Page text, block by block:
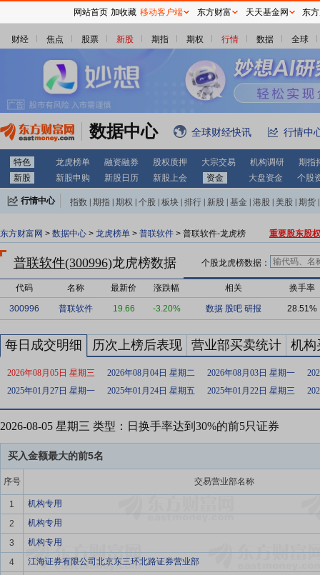
财经 焦点 股票 新股 期指 期权 行情 数据 全球
数据中心 全球财经快讯 行情中
特色 龙虎榜单 融资融券 股权质押 大宗交易 机构调研
期指
新股
新股申购 新股日历 新股上会 资金 大盘资金 个股
行情中心 指数 期指 期权 个股 板块 排行 新股 基金 港股 美股 期货
东方财富网 > 数据中心 > 龙虎榜单 > 普联软件 > 普联软件-龙虎榜 重要股东股
普联软件(300996)龙虎榜数据 个股龙虎榜数据：
代码 名称 最新价 涨跌幅 相关 换手率
300996 普联软件 19.66 -3.20% 数据 股吧 研报 28.51%
每日成交明细 历次上榜后表现 营业部买卖统计 机构
2026年08月05日 星期三 2026年08月04日 星期二 2026年08月03日 星期一
2025年01月27日 星期一
2025年01月24日 星期五 2025年01月22日 星期三
2026-08-05 星期三 类型：日换手率达到30%的前5只证券
买入金额最大的前5名
序号 交易营业部名称
1
机构专用
2
机构专用
3
机构专用
4
江海证券有限公司北京东三环北路证券营业部
网站首页 加收藏 移动客户端 东方财富 天天基金网 东